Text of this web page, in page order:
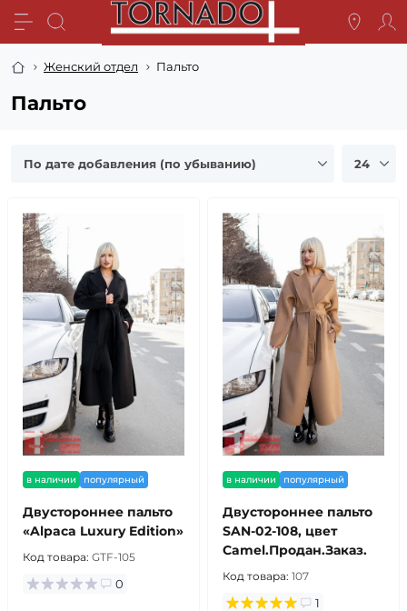
Женский отдел Пальто
Пальто
в наличии популярный
Двустороннее пальто
«Alpaca Luxury Edition»
Код товара: GTF-105
0
в наличии популярный
Двустороннее пальто
SAN-02-108, цвет
Camel.Продан.Заказ.
Код товара: 107
1